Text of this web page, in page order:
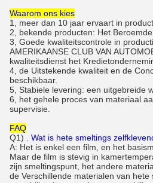
Waarom ons kies
1, meer dan 10 jaar ervaart in
2, bekende producten: Het
3, Goede kwaliteitscontrole in
AMERIKAANSE CLUB VAN
kwaliteitsdienst het
4, de Uitstekende kwaliteit en de
beschikbaar.
5, Stabiele levering: een uitgebreide
6, het gehele proces van materiaal
supervisie.
FAQ
Q1)
. Wat is hete smeltings
A: Het is enkel een film, en het
Maar de film is stevig in
zijn smeltingspunt, het andere
de Verschillende materialen van hete